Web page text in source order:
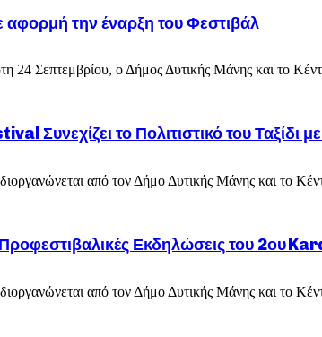
την έναρξη του Φεστιβάλ
Σεπτεμβρίου, ο Δήμος Δυτικής Μάνης και το
το Πολιτιστικό του Ταξίδι
από τον Δήμο Δυτικής Μάνης και το
Προφεστιβαλικές Εκδηλώσεις του 2ου
από τον Δήμο Δυτικής Μάνης και το